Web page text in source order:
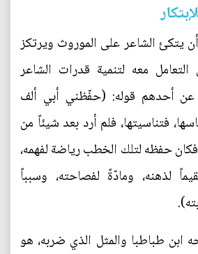
يتكئ الشاعر على الموروث ويرتكز
معه لتنمية قدرات الشاعر
أحدهم قوله: (حفّظني أبي ألف
فتناسيتها، فلم أرد بعد شيئاً من
فكان حفظه لتلك الخطب رياضة لفهمه،
لذهنه، ومادّةً لفصاحته، وسبباً
ابن طباطبا والمثل الذي ضربه، هو